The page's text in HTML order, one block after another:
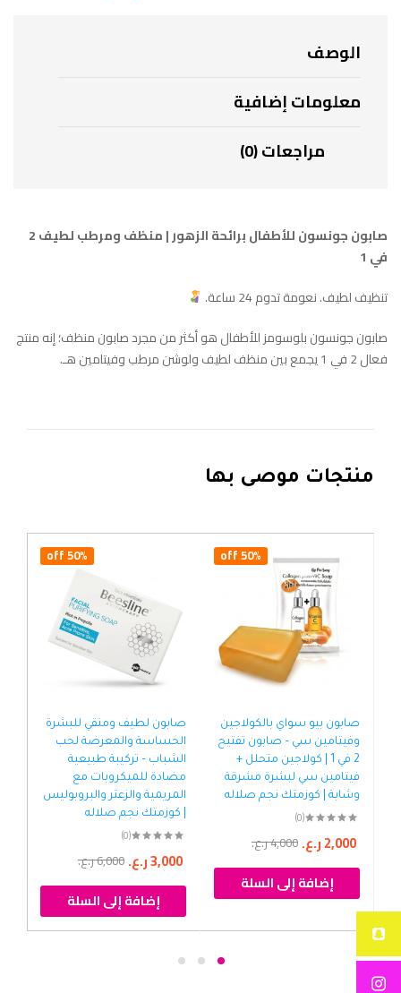
الوصف
معلومات إضافية
مراجعات (0)
صابون جونسون للأطفال برائحة الزهور | منظف ومرطب لطيف 2
في 1
تنظيف لطيف. نعومة تدوم 24 ساعة.
صابون جونسون بلوسومز للأطفال هو أكثر من مجرد صابون منظف؛ إنه منتج
فعال 2 في 1 يجمع بين منظف لطيف ولوشن مرطب وفيتامين هـ.
منتجات موصى بها
50% off
صابون بيو سواي بالكولاجين
وفيتامين سي – صابون تفتيح
2 في 1 | كولاجين متحلل +
فيتامين سي لبشرة مشرقة
وشابة | كوزمتك نجم صلاله
(0)
4,000ر.ع. 2,000ر.ع.
إضافة إلى السلة
50% off
صابون لطيف ومنقي للبشرة
الحساسة والمعرضة لحب
الشباب – تركيبة طبيعية
مضادة للميكروبات مع
المريمية والزعتر والبروبوليس
| كوزمتك نجم صلاله
(0)
6,000ر.ع. 3,000ر.ع.
إضافة إلى السلة